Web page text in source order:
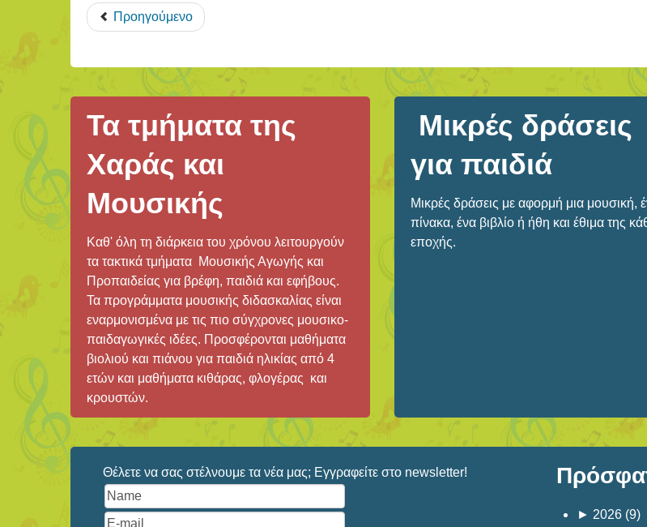
Προηγούμενο
Τα τμήματα της
Χαράς και
Μουσικής
Καθ' όλη τη διάρκεια του χρόνου λειτουργούν
τα τακτικά τμήματα Μουσικής Αγωγής και
Προπαιδείας για βρέφη, παιδιά και εφήβους.
Τα προγράμματα μουσικής διδασκαλίας είναι
εναρμονισμένα με τις πιο σύγχρονες μουσικο-
παιδαγωγικές ιδέες. Προσφέρονται μαθήματα
βιολιού και πιάνου για παιδιά ηλικίας από 4
ετών και μαθήματα κιθάρας, φλογέρας και
κρουστών.
Μικρές δράσεις
για παιδιά
Μικρές δράσεις με αφορμή μια μουσική,
πίνακα, ένα βιβλίο ή ήθη και έθιμα της
εποχής.
Θέλετε να σας στέλνουμε τα νέα μας; Εγγραφείτε στο newsletter!
► 2026 (9)